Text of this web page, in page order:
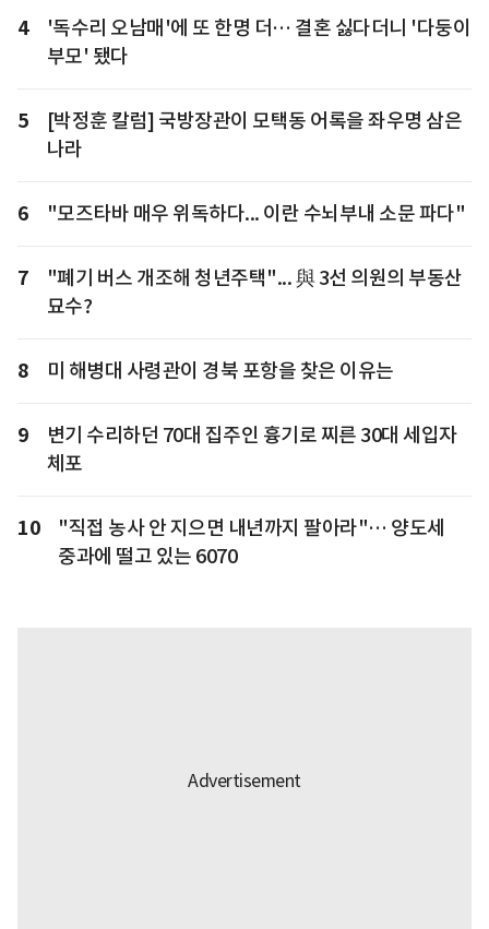
4
'독수리 오남매'에 또 한명 더… 결혼 싫다더니 '다둥이
부모' 됐다
5
[박정훈 칼럼] 국방장관이 모택동 어록을 좌우명 삼은
나라
6 "모즈타바 매우 위독하다... 이란 수뇌부내 소문 파다"
7
"폐기 버스 개조해 청년주택"... 與 3선 의원의 부동산
묘수?
8 미 해병대 사령관이 경북 포항을 찾은 이유는
9
변기 수리하던 70대 집주인 흉기로 찌른 30대 세입자
체포
10
"직접 농사 안 지으면 내년까지 팔아라"… 양도세
중과에 떨고 있는 6070